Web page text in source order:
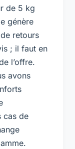
de 5 kg
génère
retours
; il faut en
l’offre.
avons
cas de